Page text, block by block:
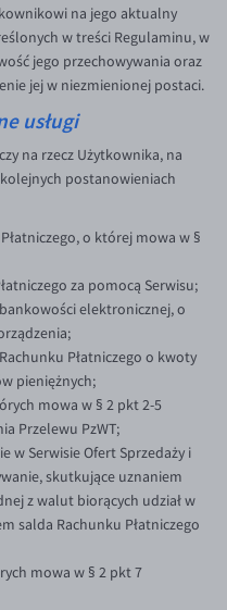
na jego aktualny
w treści Regulaminu, w
jego przechowywania oraz
jej w niezmienionej postaci.
usługi
na rzecz Użytkownika, na
postanowieniach
o której mowa w §
za pomocą Serwisu;
elektronicznej, o
Płatniczego o kwoty
pieniężnych;
mowa w § 2 pkt 2-5
Przelewu PzWT;
w Serwisie Ofert Sprzedaży i
skutkujące uznaniem
z walut biorących udział w
salda Rachunku Płatniczego
mowa w § 2 pkt 7